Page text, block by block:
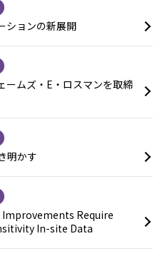
ションの新展開
ームズ・E・ロスマンを取締
明かす
Require
In-site Data